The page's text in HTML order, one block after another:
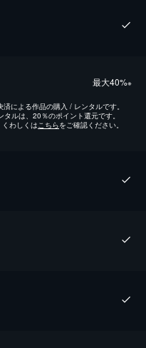
最⼤40%※
による作品の購入 / レンタルです。
ルは、20％のポイント還元です。
わしくはこちらをご確認ください。